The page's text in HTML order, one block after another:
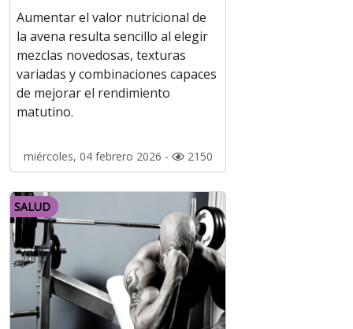
Aumentar el valor nutricional de
la avena resulta sencillo al elegir
mezclas novedosas, texturas
variadas y combinaciones capaces
de mejorar el rendimiento
matutino.
miércoles, 04 febrero 2026 - 2150
SALUD